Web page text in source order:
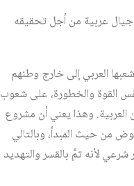
عربية من أجل تحقيقه
العربي إلى خارج وطنهم
القوة والخطورة، على شعوب
العربية. وهذا يعني أن مشروع
من حيث المبدأ، وبالتالي
على الجزء الفلسطيني المحتل في عام 1948 هو اعتراف غير شرعي لأنه تمَّ بالقسر والتهديد